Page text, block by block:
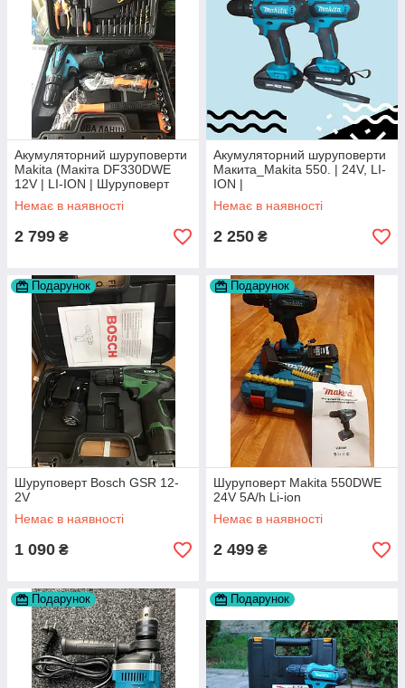
Акумуляторний шуруповерти
Makita (Макіта DF330DWE
12V | LI-ION | Шуруповерт
акумуляторний makita
Немає в наявності
2 799 ₴
Акумуляторний шуруповерти
Макита_Makita 550. | 24V, LI-
ION |
Немає в наявності
2 250 ₴
Подарунок
Шуруповерт Bosch GSR 12-
2V
Немає в наявності
1 090 ₴
Подарунок
Шуруповерт Makita 550DWE
24V 5A/h Li-ion
Немає в наявності
2 499 ₴
Подарунок Подарунок